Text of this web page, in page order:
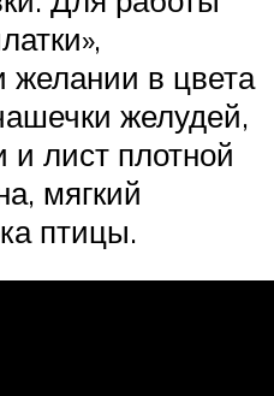
в цвета
желудей,
и лист плотной
мягкий
птицы.